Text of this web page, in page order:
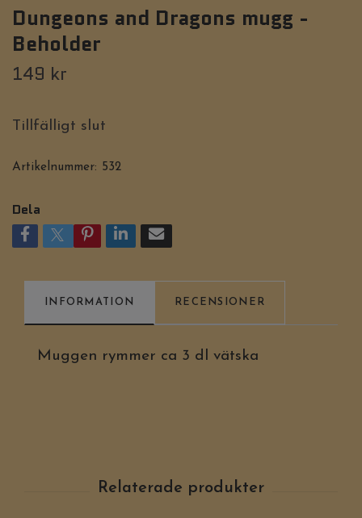
Dungeons and Dragons mugg -
Beholder
149 kr
Tillfälligt slut
Artikelnummer: 532
Dela
INFORMATION RECENSIONER
Muggen rymmer ca 3 dl vätska